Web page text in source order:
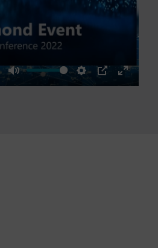
Mute Settings
PIP
Enter